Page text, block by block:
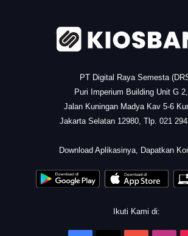
PT Digital Raya Semesta
Puri Imperium Building Unit G
Jalan Kuningan Madya Kav 5-6
Jakarta Selatan 12980, Tlp. 021
Download Aplikasinya, Dapatkan
Ikuti Kami di: